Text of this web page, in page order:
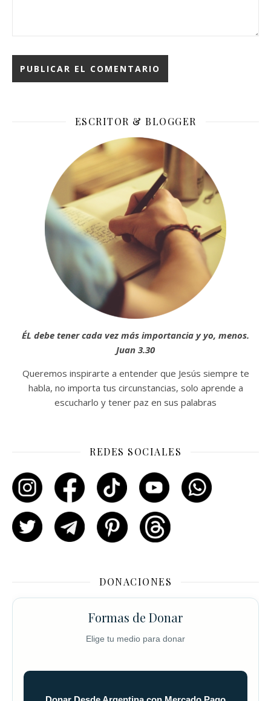
ESCRITOR & BLOGGER
ÉL debe tener cada vez más importancia y yo, menos.
Juan 3.30
Queremos inspirarte a entender que Jesús siempre te
habla, no importa tus circunstancias, solo aprende a
escucharlo y tener paz en sus palabras
REDES SOCIALES
DONACIONES
Formas de Donar
Elige tu medio para donar